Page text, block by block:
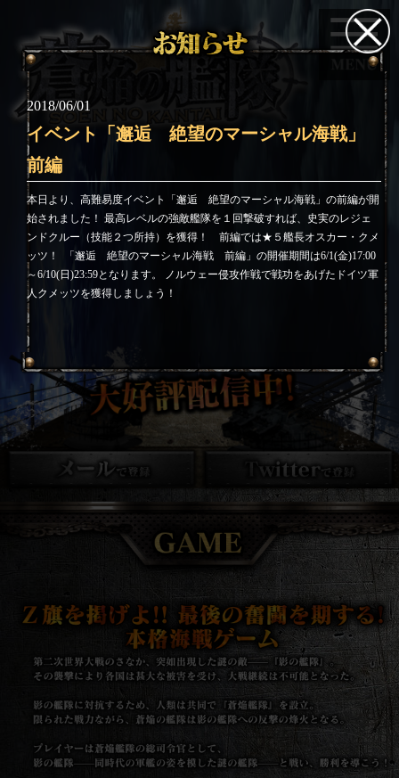
2018/06/01
イベント「邂逅 絶望のマーシャル海戦」
前編
本日より、高難易度イベント「邂逅 絶望のマーシャル海戦」の前編が開
始されました！ 最高レベルの強敵艦隊を１回撃破すれば、史実のレジェ
ンドクルー（技能２つ所持）を獲得！ 前編では★５艦長オスカー・クメ
ッツ！
「邂逅 絶望のマーシャル海戦 前編」の開催期間は6/1(金)17:00
～6/10(日)23:59となります。 ノルウェー侵攻作戦で戦功をあげたドイツ軍
人クメッツを獲得しましょう！